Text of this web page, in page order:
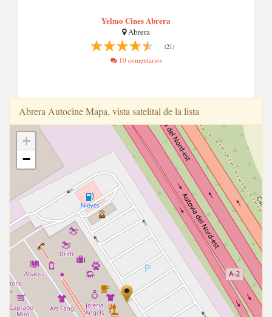
Yelmo Cines Abrera
Abrera
(21)
10 comentarios
Abrera Autoci̇ne Mapa, vista satelital de la lista
+
−